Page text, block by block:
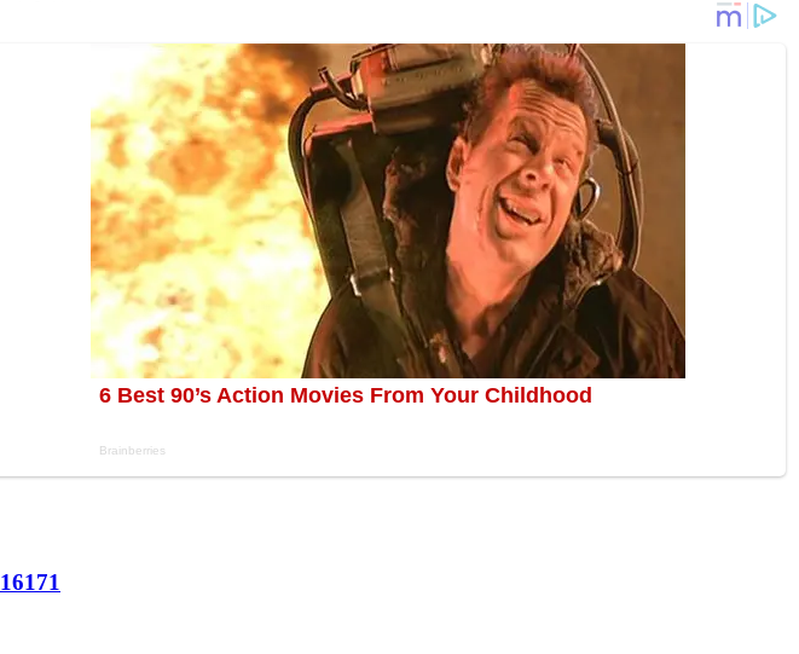
16171